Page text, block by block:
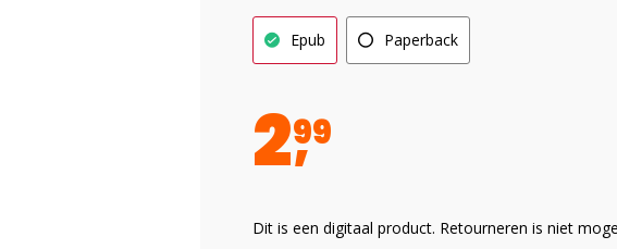
Epub Paperback
299
Dit is een digitaal product. Retourneren is niet